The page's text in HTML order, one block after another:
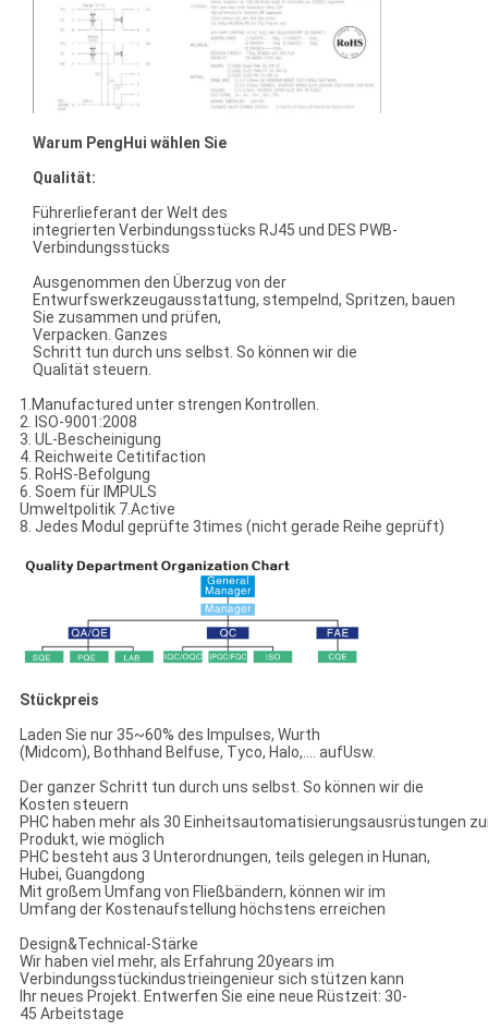
Warum PengHui wählen Sie
Qualität:
Führerlieferant der Welt des
integrierten Verbindungsstücks RJ45 und DES PWB-
Verbindungsstücks
Ausgenommen den Überzug von der
Entwurfswerkzeugausstattung, stempelnd, Spritzen, bauen
Sie zusammen und prüfen,
Verpacken. Ganzes
Schritt tun durch uns selbst. So können wir die
Qualität steuern.
1.Manufactured unter strengen Kontrollen.
2. ISO-9001:2008
3. UL-Bescheinigung
4. Reichweite Cetitifaction
5. RoHS-Befolgung
6. Soem für IMPULS
Umweltpolitik 7.Active
8. Jedes Modul geprüfte 3times (nicht gerade Reihe geprüft)
Stückpreis
Laden Sie nur 35~60% des Impulses, Wurth
(Midcom), Bothhand Belfuse, Tyco, Halo,…. aufUsw.
Der ganzer Schritt tun durch uns selbst. So können wir die
Kosten steuern
PHC haben mehr als 30 Einheitsautomatisierungsausrüstungen
Produkt, wie möglich
PHC besteht aus 3 Unterordnungen, teils gelegen in Hunan,
Hubei, Guangdong
Mit großem Umfang von Fließbändern, können wir im
Umfang der Kostenaufstellung höchstens erreichen
Design&Technical-Stärke
Wir haben viel mehr, als Erfahrung 20years im
Verbindungsstückindustrieingenieur sich stützen kann
Ihr neues Projekt. Entwerfen Sie eine neue Rüstzeit: 30-
45 Arbeitstage